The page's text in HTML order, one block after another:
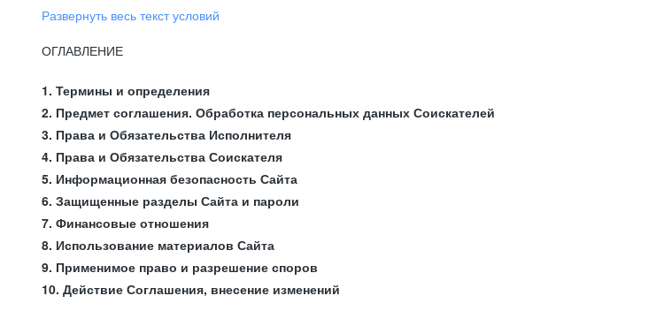
Развернуть весь текст условий
ОГЛАВЛЕНИЕ
1. Термины и определения
2. Предмет соглашения. Обработка персональных данных Соискателей
3. Права и Обязательства Исполнителя
4. Права и Обязательства Соискателя
5. Информационная безопасность Сайта
6. Защищенные разделы Сайта и пароли
7. Финансовые отношения
8. Использование материалов Сайта
9. Применимое право и разрешение споров
10. Действие Соглашения, внесение изменений